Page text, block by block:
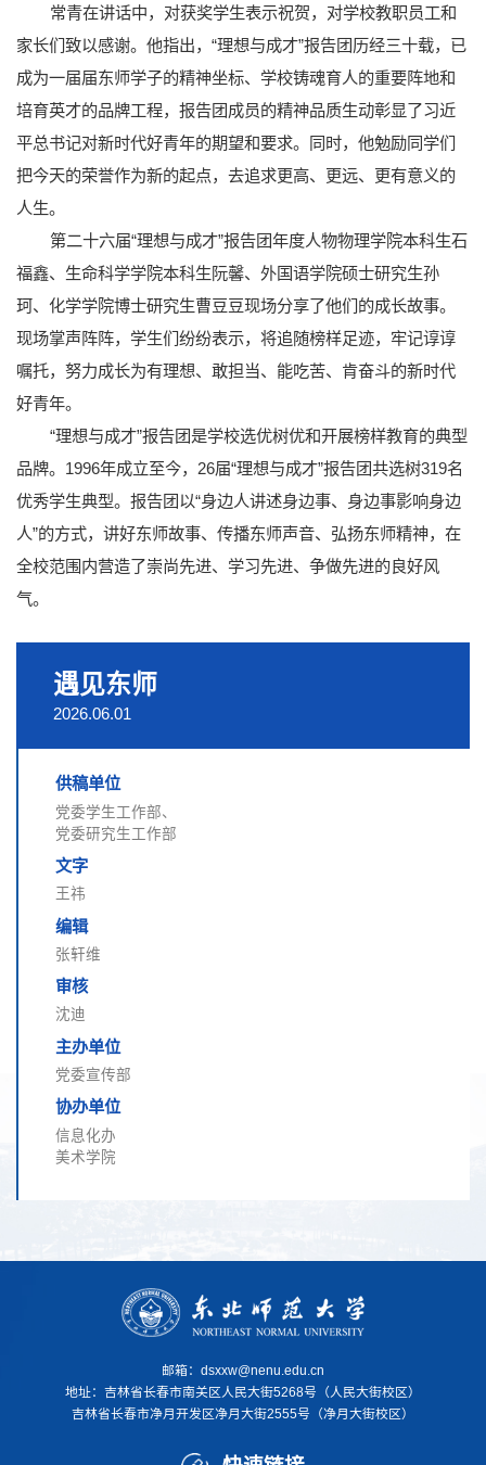
遇见东师
2026.06.01
供稿单位
党委学生工作部、
党委研究生工作部
文字
王祎
编辑
张轩维
审核
沈迪
主办单位
党委宣传部
协办单位
信息化办
美术学院
常青在讲话中，对获奖学生表示祝贺，对学校教职员工和
家长们致以感谢。他指出，“理想与成才”报告团历经三十载，已
成为一届届东师学子的精神坐标、学校铸魂育人的重要阵地和
培育英才的品牌工程，报告团成员的精神品质生动彰显了习近
平总书记对新时代好青年的期望和要求。同时，他勉励同学们
把今天的荣誉作为新的起点，去追求更高、更远、更有意义的
人生。
第二十六届“理想与成才”报告团年度人物物理学院本科生石
福鑫、生命科学学院本科生阮馨、外国语学院硕士研究生孙
珂、化学学院博士研究生曹豆豆现场分享了他们的成长故事。
现场掌声阵阵，学生们纷纷表示，将追随榜样足迹，牢记谆谆
嘱托，努力成长为有理想、敢担当、能吃苦、肯奋斗的新时代
好青年。
“理想与成才”报告团是学校选优树优和开展榜样教育的典型
品牌。1996年成立至今，26届“理想与成才”报告团共选树319名
优秀学生典型。报告团以“身边人讲述身边事、身边事影响身边
人”的方式，讲好东师故事、传播东师声音、弘扬东师精神，在
全校范围内营造了崇尚先进、学习先进、争做先进的良好风
气。
邮箱：dsxxw@nenu.edu.cn
地址： 吉林省长春市南关区人民大街5268号（人民大街校区）
吉林省长春市净月开发区净月大街2555号（净月大街校区）